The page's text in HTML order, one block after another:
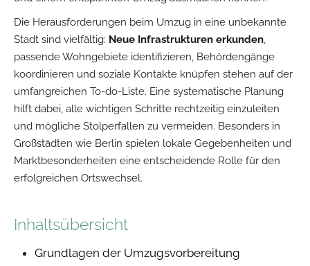
Die Herausforderungen beim Umzug in eine unbekannte
Stadt sind vielfältig: Neue Infrastrukturen erkunden,
passende Wohngebiete identifizieren, Behördengänge
koordinieren und soziale Kontakte knüpfen stehen auf der
umfangreichen To-do-Liste. Eine systematische Planung
hilft dabei, alle wichtigen Schritte rechtzeitig einzuleiten
und mögliche Stolperfallen zu vermeiden. Besonders in
Großstädten wie Berlin spielen lokale Gegebenheiten und
Marktbesonderheiten eine entscheidende Rolle für den
erfolgreichen Ortswechsel.
Inhaltsübersicht
Grundlagen der Umzugsvorbereitung